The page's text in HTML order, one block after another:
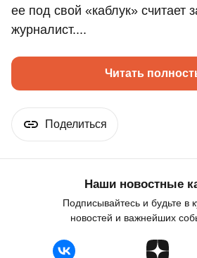
ее под свой «каблук» считает
журналист....
Читать
Поделиться
Наши новостные
Подписывайтесь и будьте в
новостей и важнейших